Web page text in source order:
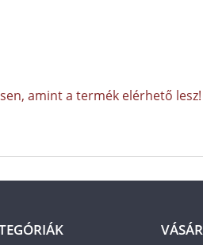
amint a termék elérhető lesz!